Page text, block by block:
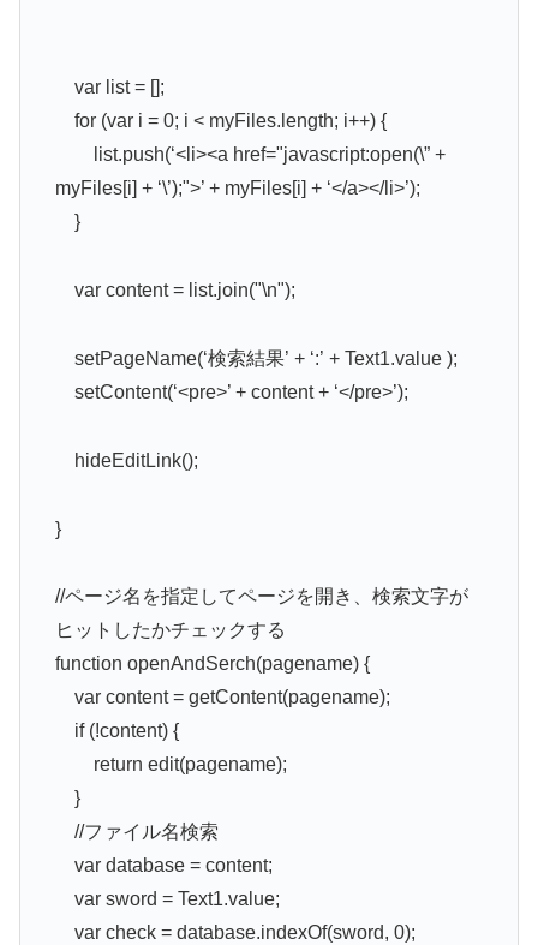
var list = [];
for (var i = 0; i < myFiles.length; i++) {
list.push(‘<li><a href="javascript:open(\” +
myFiles[i] + ‘\’);">’ + myFiles[i] + ‘</a></li>’);
}
var content = list.join("\n");
setPageName(‘検索結果’ + ‘:’ + Text1.value );
setContent(‘<pre>’ + content + ‘</pre>’);
hideEditLink();
}
//ページ名を指定してページを開き、検索文字が
ヒットしたかチェックする
function openAndSerch(pagename) {
var content = getContent(pagename);
if (!content) {
return edit(pagename);
}
//ファイル名検索
var database = content;
var sword = Text1.value;
var check = database.indexOf(sword, 0);